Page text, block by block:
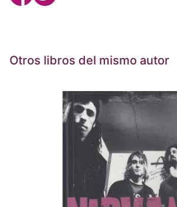
Otros libros del mismo autor